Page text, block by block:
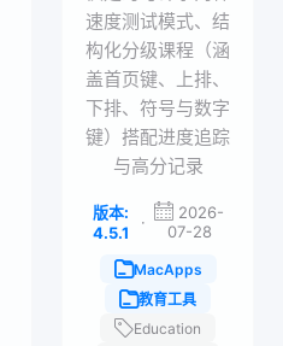
速度测试模式、结
构化分级课程（涵
盖首页键、上排、
下排、符号与数字
键）搭配进度追踪
与高分记录
版本:
4.5.1
·
2026-
07-28
MacApps
教育工具
Education